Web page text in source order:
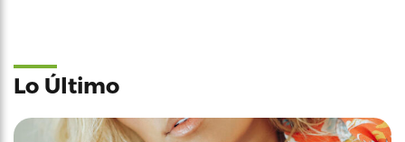
Lo Último